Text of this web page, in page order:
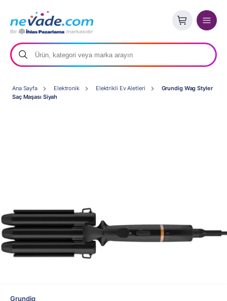
Ana Sayfa Elektronik Elektrikli Ev Aletleri
Grundig Wag Styler
Saç Maşası Siyah
Grundig